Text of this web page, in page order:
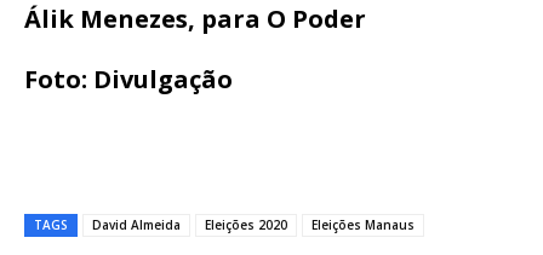
Álik Menezes, para O Poder
Foto: Divulgação
TAGS David Almeida Eleições 2020 Eleições Manaus